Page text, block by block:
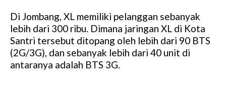
Di Jombang, XL memiliki pelanggan sebanyak
lebih dari 300 ribu. Dimana jaringan XL di Kota
Santri tersebut ditopang oleh lebih dari 90 BTS
(2G/3G), dan sebanyak lebih dari 40 unit di
antaranya adalah BTS 3G.